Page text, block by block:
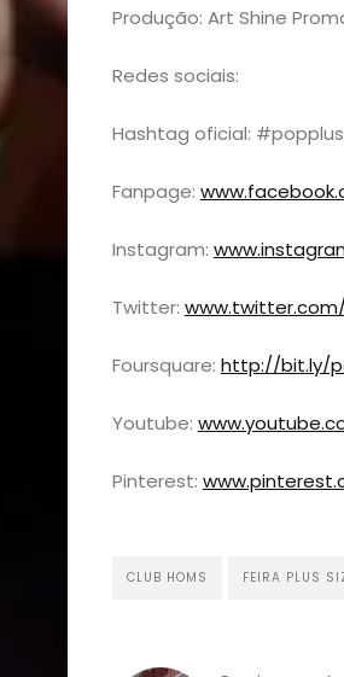
Produção: Art Shine
Redes sociais:
Hashtag oficial:
Fanpage:
Instagram:
Twitter:
Foursquare: http://bit.ly/
Youtube:
Pinterest:
CLUB HOMS FEIRA PLUS